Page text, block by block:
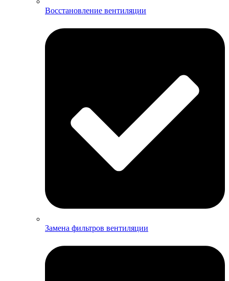
Восстановление вентиляции
Замена фильтров вентиляции